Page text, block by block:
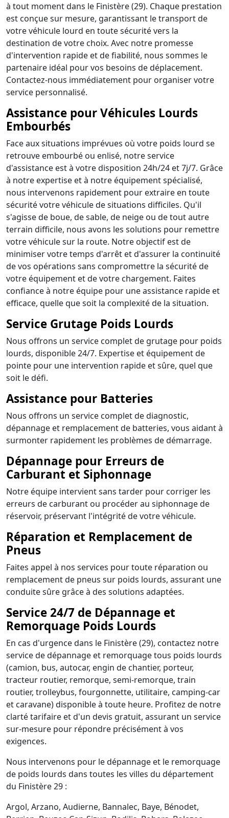
à tout moment dans le Finistère (29). Chaque prestation
est conçue sur mesure, garantissant le transport de
votre véhicule lourd en toute sécurité vers la
destination de votre choix. Avec notre promesse
d'intervention rapide et de fiabilité, nous sommes le
partenaire idéal pour vos besoins de déplacement.
Contactez-nous immédiatement pour organiser votre
service personnalisé.
Assistance pour Véhicules Lourds
Embourbés
Face aux situations imprévues où votre poids lourd se
retrouve embourbé ou enlisé, notre service
d'assistance est à votre disposition 24h/24 et 7j/7. Grâce
à notre expertise et à notre équipement spécialisé,
nous intervenons rapidement pour extraire en toute
sécurité votre véhicule de situations difficiles. Qu'il
s'agisse de boue, de sable, de neige ou de tout autre
terrain difficile, nous avons les solutions pour remettre
votre véhicule sur la route. Notre objectif est de
minimiser votre temps d'arrêt et d'assurer la continuité
de vos opérations sans compromettre la sécurité de
votre équipement et de votre chargement. Faites
confiance à notre équipe pour une assistance rapide et
efficace, quelle que soit la complexité de la situation.
Service Grutage Poids Lourds
Nous offrons un service complet de grutage pour poids
lourds, disponible 24/7. Expertise et équipement de
pointe pour une intervention rapide et sûre, quel que
soit le défi.
Assistance pour Batteries
Nous offrons un service complet de diagnostic,
dépannage et remplacement de batteries, vous aidant à
surmonter rapidement les problèmes de démarrage.
Dépannage pour Erreurs de
Carburant et Siphonnage
Notre équipe intervient sans tarder pour corriger les
erreurs de carburant ou procéder au siphonnage de
réservoir, préservant l'intégrité de votre véhicule.
Réparation et Remplacement de
Pneus
Faites appel à nos services pour toute réparation ou
remplacement de pneus sur poids lourds, assurant une
conduite sûre grâce à des solutions adaptées.
Service 24/7 de Dépannage et
Remorquage Poids Lourds
En cas d'urgence dans le Finistère (29), contactez notre
service de dépannage et remorquage tous poids lourds
(camion, bus, autocar, engin de chantier, porteur,
tracteur routier, remorque, semi-remorque, train
routier, trolleybus, fourgonnette, utilitaire, camping-car
et caravane) disponible à toute heure. Profitez de notre
clarté tarifaire et d'un devis gratuit, assurant un service
sur-mesure pour répondre précisément à vos
exigences.
Nous intervenons pour le dépannage et le remorquage
de poids lourds dans toutes les villes du département
du Finistère 29 :
Argol, Arzano, Audierne, Bannalec, Baye, Bénodet,